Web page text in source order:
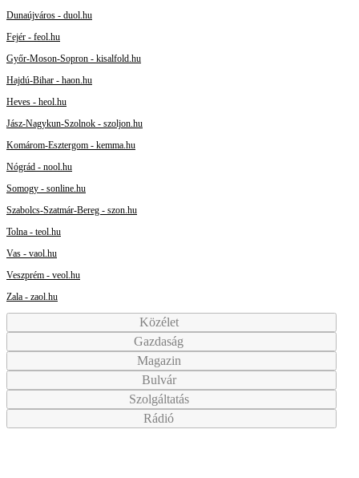
Dunaújváros - duol.hu
Fejér - feol.hu
Győr-Moson-Sopron - kisalfold.hu
Hajdú-Bihar - haon.hu
Heves - heol.hu
Jász-Nagykun-Szolnok - szoljon.hu
Komárom-Esztergom - kemma.hu
Nógrád - nool.hu
Somogy - sonline.hu
Szabolcs-Szatmár-Bereg - szon.hu
Tolna - teol.hu
Vas - vaol.hu
Veszprém - veol.hu
Zala - zaol.hu
Közélet
Gazdaság
Magazin
Bulvár
Szolgáltatás
Rádió